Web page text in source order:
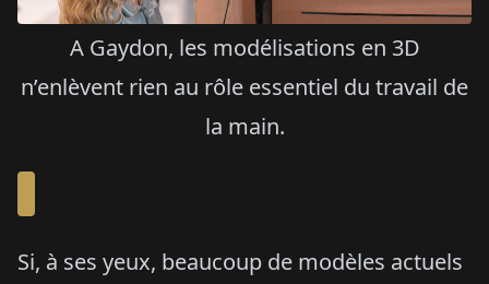
A Gaydon, les modélisations en 3D
n’enlèvent rien au rôle essentiel du travail de
la main.
Si, à ses yeux, beaucoup de modèles actuels